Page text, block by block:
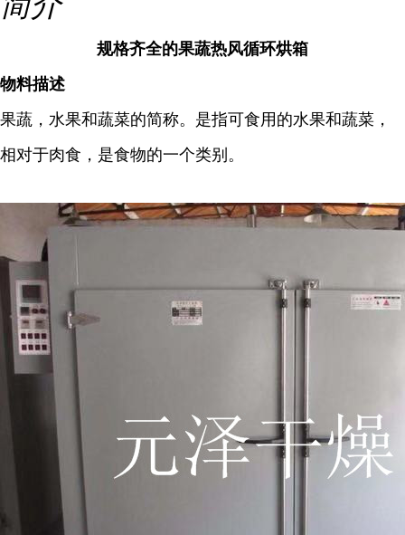
规格齐全的果蔬热风循环烘箱
物料描述
果蔬，水果和蔬菜的简称。是指可食用的水果和蔬菜，
相对于肉食，是食物的一个类别。